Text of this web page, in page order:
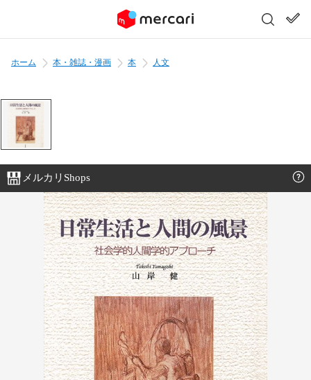
ホーム 本・雑誌・漫画 本 人文
メルカリShops